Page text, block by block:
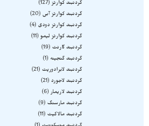
گردنبند کوارتز 127
گردنبند کوارتز آبی
20
گردنبند کوارتز دودی
4
گردنبند کوارتز لیمو 11
گردنبند گارنت
19
گردنبند گنجینه
1
گردنبند لابرادوریت
21
گردنبند لاجورد
21
گردنبند لاریمار 6
گردنبند مارسنگ
9
گردنبند مالاکیت
11